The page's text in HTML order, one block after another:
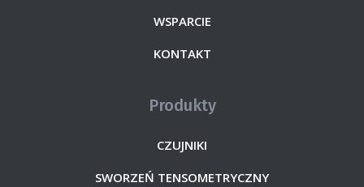
WSPARCIE
KONTAKT
Produkty
CZUJNIKI
SWORZEŃ TENSOMETRYCZNY